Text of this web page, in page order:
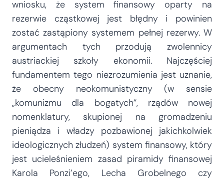
wniosku, że system finansowy oparty na
rezerwie cząstkowej jest błędny i powinien
zostać zastąpiony systemem pełnej rezerwy. W
argumentach tych przodują zwolennicy
austriackiej szkoły ekonomii. Najczęściej
fundamentem tego niezrozumienia jest uznanie,
że obecny neokomunistyczny (w sensie
„komunizmu dla bogatych”, rządów nowej
nomenklatury, skupionej na gromadzeniu
pieniądza i władzy pozbawionej jakichkolwiek
ideologicznych złudzeń) system finansowy, który
jest ucieleśnieniem zasad piramidy finansowej
Karola Ponzi’ego, Lecha Grobelnego czy